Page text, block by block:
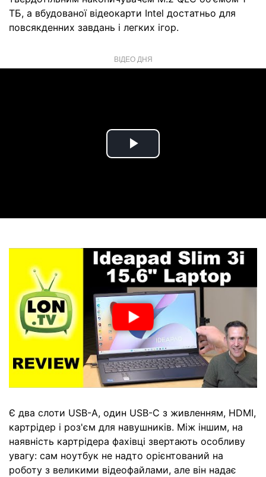
ТБ, а вбудованої відеокарти Intel достатньо для
повсякденних завдань і легких ігор.
ВІДЕО ДНЯ
Play
Є два слоти USB-A, один USB-C з живленням, HDMI,
картрідер і роз'єм для навушників. Між іншим, на
наявність картрідера фахівці звертають особливу
увагу: сам ноутбук не надто орієнтований на
роботу з великими відеофайлами, але він надає